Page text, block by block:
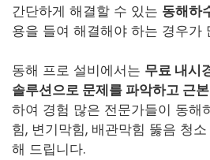
간단하게 해결할 수 있는 동해하
용을 들여 해결해야 하는 경우가
동해 프로 설비에서는 무료 내시
솔루션으로 문제를 파악하고 근
하여 경험 많은 전문가들이 동해
힘, 변기막힘, 배관막힘 뚫음 청
해 드립니다.